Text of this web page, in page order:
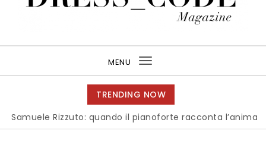
MENU
Toggle
navigation
TRENDING NOW
Rizzuto: quando il pianoforte racconta l’anima